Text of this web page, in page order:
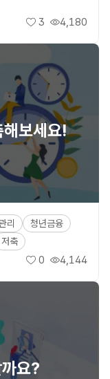
좋아요
3 조회수
4,180
보세요!
리
청년금융
저축
좋아요
0 조회수
4,144
요?